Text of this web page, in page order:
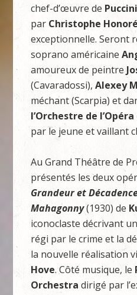
chef-d’œuvre de Puccini
par Christophe Honoré
exceptionnelle. Seront
soprano américaine
amoureux de peintre
(Cavaradossi),Alexey
méchant (Scarpia) et
l’Orchestre de
par le jeune et vaillant
Au Grand Théâtre de
présentés les deux
Grandeur et
Mahagonny(1930) de
iconoclaste décrivant
régi par le crime et la
la nouvelle réalisation
Hove. Côté musique, le
Orchestra dirigé par